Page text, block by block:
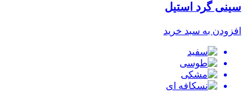
سینی گرد استیل
افزودن به سبد خرید